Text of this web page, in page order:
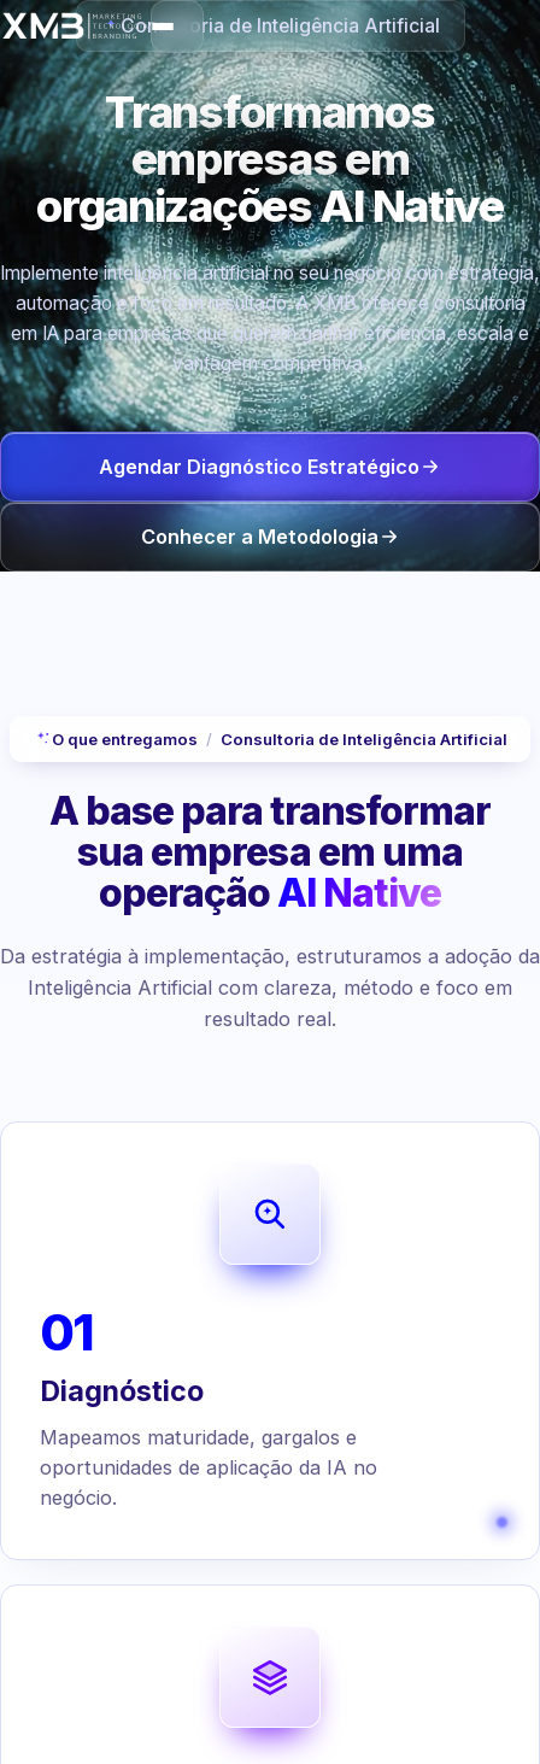
Consultoria de Inteligência Artificial
Transformamos
empresas em
organizaçõesAI Native
Implemente inteligência artificial no seu negócio com estratégia,
automação e foco em resultado. A XMB oferece consultoria
em IA para empresas que querem ganhar eficiência, escala e
vantagem competitiva.
Agendar Diagnóstico Estratégico
Conhecer a Metodologia
O que entregamos / Consultoria de Inteligência Artificial
A base para transformar
sua empresa em uma
operaçãoAI Native
Da estratégia à implementação, estruturamos a adoção da
Inteligência Artificial com clareza, método e foco em
resultado real.
01
Diagnóstico
Mapeamos maturidade, gargalos e
oportunidades de aplicação da IA no
negócio.